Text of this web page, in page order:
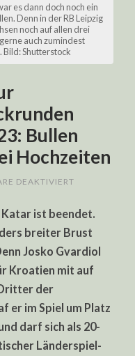
es dann doch noch ein
Denn in der RB Leipzig
noch auf allen drei
auch zumindest
Shutterstock
Bullen
Hochzeiten
DEAKTIVIERT
BILANZ
PROGNOSE
2022/2023:
NOCH
DREI
ist beendet.
breiter Brust
Josko Gvardiol
Kroatien mit auf
der
er im Spiel um Platz
darf sich als 20-
Länderspiel-